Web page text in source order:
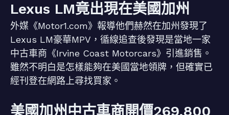
Lexus LM竟出現在美國加州
外媒《Motor1.com》報導他們赫然在加州發現了
Lexus LM豪華MPV，循線追查後發現是當地一家
中古車商《Irvine Coast Motorcars》引進銷售。
雖然不明白是怎樣能夠在美國當地領牌，但確實已
經刊登在網路上尋找買家。
美國加州中古車商開價269,800